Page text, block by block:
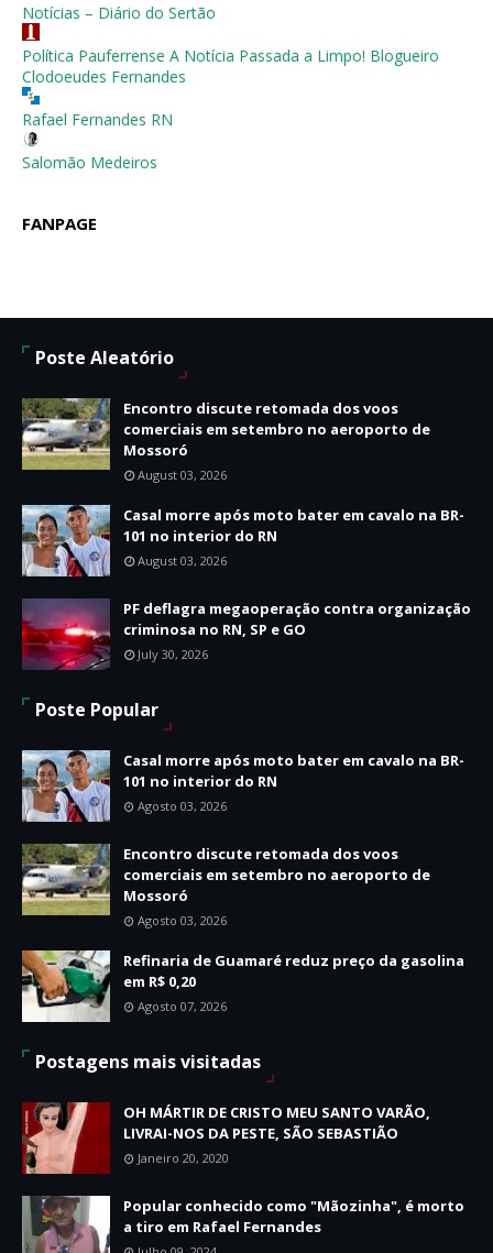
Notícias – Diário do Sertão
Política Pauferrense A Notícia Passada a Limpo! Blogueiro
Clodoeudes Fernandes
Rafael Fernandes RN
Salomão Medeiros
FANPAGE
Poste Aleatório
Encontro discute retomada dos voos
comerciais em setembro no aeroporto de
Mossoró
August 03, 2026
Casal morre após moto bater em cavalo na BR-
101 no interior do RN
August 03, 2026
PF deflagra megaoperação contra organização
criminosa no RN, SP e GO
July 30, 2026
Poste Popular
Casal morre após moto bater em cavalo na BR-
101 no interior do RN
Agosto 03, 2026
Encontro discute retomada dos voos
comerciais em setembro no aeroporto de
Mossoró
Agosto 03, 2026
Refinaria de Guamaré reduz preço da gasolina
em R$ 0,20
Agosto 07, 2026
Postagens mais visitadas
OH MÁRTIR DE CRISTO MEU SANTO VARÃO,
LIVRAI-NOS DA PESTE, SÃO SEBASTIÃO
Janeiro 20, 2020
Popular conhecido como "Mãozinha", é morto
a tiro em Rafael Fernandes